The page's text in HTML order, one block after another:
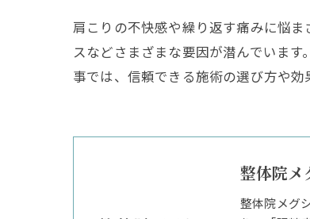
肩こりの不快感や繰り返す痛みに悩
スなどさまざまな要因が潜んでいま
事では、信頼できる施術の選び方や
整体院メ
整体院メグ